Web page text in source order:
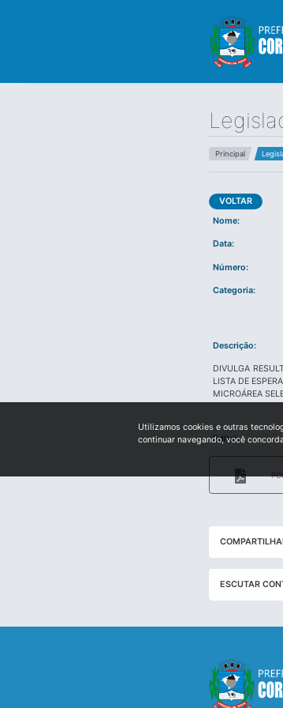
Principal
VOLTAR
Nome:
Data:
Número:
Categoria:
Descrição:
DIVULGA
LISTA DE
MICROÁREA
Edital:
ESCUTAR
Utilizamos cookies e outras
continuar navegando, você